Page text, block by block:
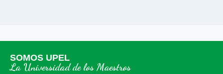
SOMOS UPEL
La Universidad de los Maestros